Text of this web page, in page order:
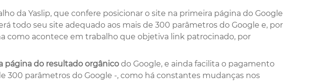
da Yaslip, que confere posicionar o site na primeira página do Google
todo seu site adequado aos mais de 300 parâmetros do Google e, por
como acontece em trabalho que objetiva link patrocinado, por
página do resultado orgânico do Google, e ainda facilita o pagamento
300 parâmetros do Google -, como há constantes mudanças nos